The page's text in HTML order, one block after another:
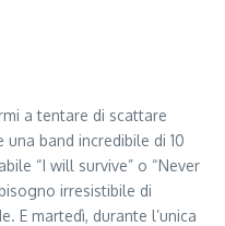
a tentare di scattare
band incredibile di 10
“I will survive” o “Never
irresistibile di
E martedì, durante l’unica